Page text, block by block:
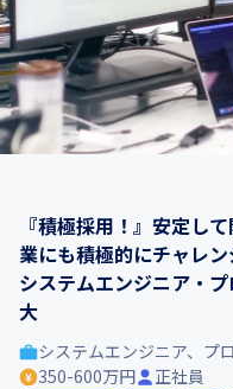
『積極採用！』安定し
業にも積極的にチャレ
システムエンジニア・
大
システムエンジニア、プ
350-600万円
正社員